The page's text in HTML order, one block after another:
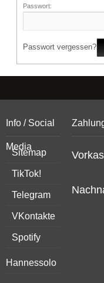
Passwort:
Passwort vergessen?
Info / Social
Media
Sitemap
TikTok!
Telegram
VKontakte
Spotify
Hannessolo